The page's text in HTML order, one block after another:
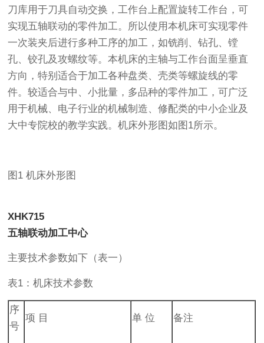
刀库用于刀具自动交换，工作台上配置旋转工作台，可
实现五轴联动的零件加工。所以使用本机床可实现零件
一次装夹后进行多种工序的加工，如铣削、钻孔、镗
孔、铰孔及攻螺纹等。本机床的主轴与工作台面呈垂直
方向，特别适合于加工各种盘类、壳类等螺旋线的零
件。较适合与中、小批量，多品种的零件加工，可广泛
用于机械、电子行业的机械制造、修配类的中小企业及
大中专院校的教学实践。机床外形图如图1所示。
图1 机床外形图
XHK715
五轴联动加工中心
主要技术参数如下（表一）
表1：机床技术参数
序
号
项 目 单 位 备注